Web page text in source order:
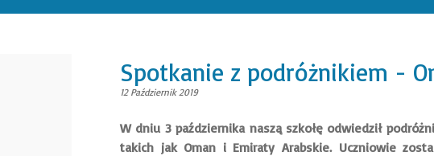
Spotkanie z podróżnikiem -
12 Październik 2019
W dniu 3 października naszą szkołę odwiedził
takich jak Oman i Emiraty Arabskie. Uczniowie